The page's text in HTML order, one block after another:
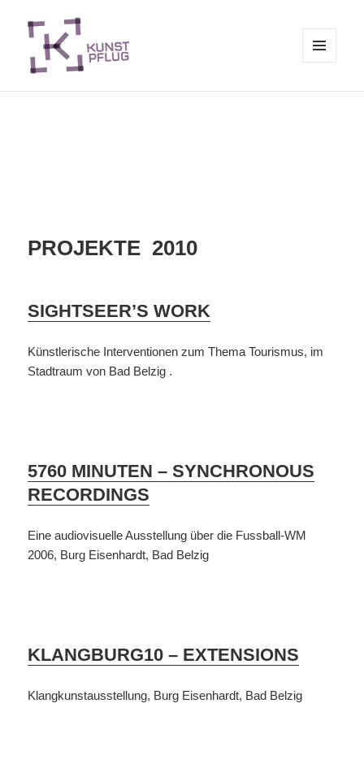
PROJEKTE 2010
SIGHTSEER’S WORK
Künstlerische Interventionen zum Thema Tourismus, im
Stadtraum von Bad Belzig .
5760 MINUTEN – SYNCHRONOUS
RECORDINGS
Eine audiovisuelle Ausstellung über die Fussball-WM
2006, Burg Eisenhardt, Bad Belzig
KLANGBURG10 – EXTENSIONS
Klangkunstausstellung, Burg Eisenhardt, Bad Belzig